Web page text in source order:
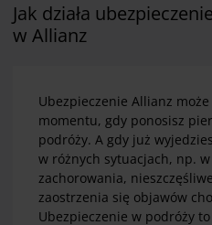
Jak działa
w Allianz
Ubezpieczenie Allianz
momentu, gdy ponosisz
podróży. A gdy już
w różnych sytuacjach, np. w
zachorowania,
zaostrzenia się objawów
Ubezpieczenie w podróży